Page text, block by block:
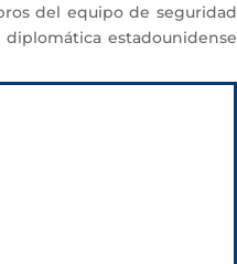
del equipo de seguridad
estadounidense